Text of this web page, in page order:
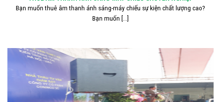
Bạn muốn thuê âm thanh ánh sáng-máy chiếu sự kiện chất lượng cao?
Bạn muốn [...]